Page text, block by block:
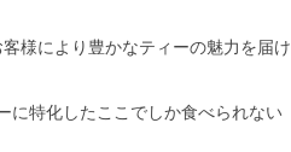
様により豊かなティーの魅力を届け
に特化したここでしか食べられない